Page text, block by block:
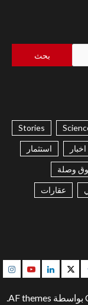
Stories
اخبار استثمار
وصلة
عقارات
Twitter
Linkedin
Youtube
بواسطة AF themes.